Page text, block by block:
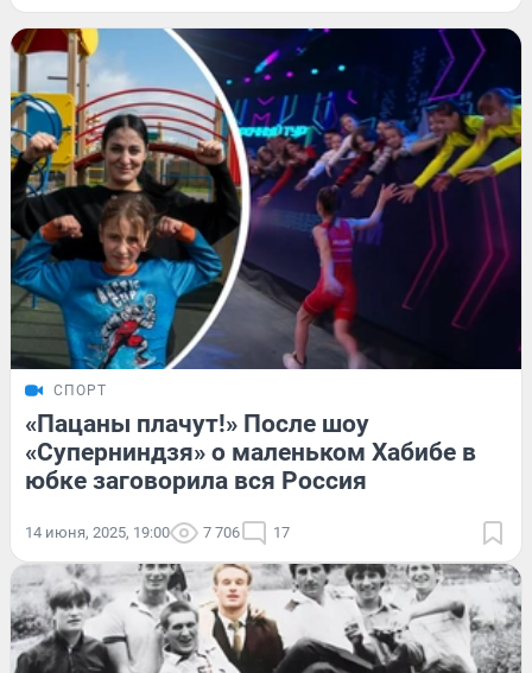
СПОРТ
«Пацаны плачут!» После шоу
«Суперниндзя» о маленьком Хабибе в
юбке заговорила вся Россия
14 июня, 2025, 19:00 7 706 17